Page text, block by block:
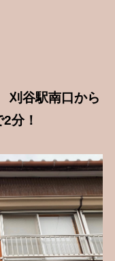
刈谷駅南口から
分！